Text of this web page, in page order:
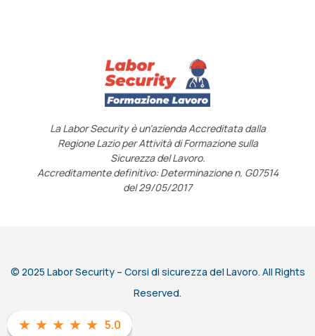
★ ★ ★ ★ ★ 5.0
La Labor Security è un’azienda Accreditata dalla
Regione Lazio per Attività di Formazione sulla
Sicurezza del Lavoro.
Accreditamente definitivo: Determinazione n. G07514
del 29/05/2017
© 2025 Labor Security – Corsi di sicurezza del Lavoro. All Rights
Reserved.